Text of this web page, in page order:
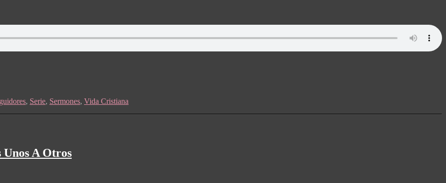
, Serie, Sermones, Vida Cristiana
A Otros